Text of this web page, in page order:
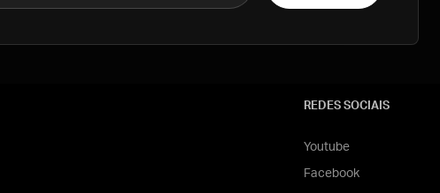
REDES SOCIAIS
Youtube
Facebook